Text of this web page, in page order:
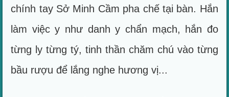
chính tay Sở Minh Cầm pha chế tại bàn. Hắn
làm việc y như danh y chẩn mạch, hắn đo
từng ly từng tý, tinh thần chăm chú vào từng
bầu rượu để lắng nghe hương vị...